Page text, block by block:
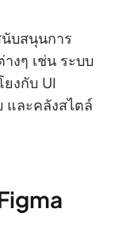
นับสนุนการ
งๆ เช่น ระบบ
งกับ UI
ละคลังสไตล์